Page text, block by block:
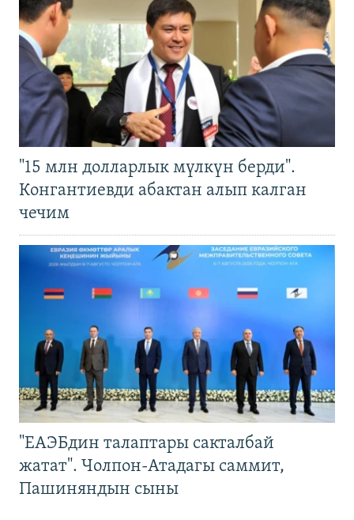
"15 млн долларлык мүлкүн берди".
Конгантиевди абактан алып калган
чечим
"ЕАЭБдин талаптары сакталбай
жатат". Чолпон-Атадагы саммит,
Пашиняндын сыны